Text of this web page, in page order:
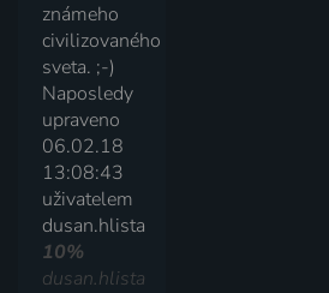
známeho
civilizovaného
sveta. ;-)
Naposledy
upraveno
06.02.18
13:08:43
uživatelem
dusan.hlista
10%
dusan.hlista